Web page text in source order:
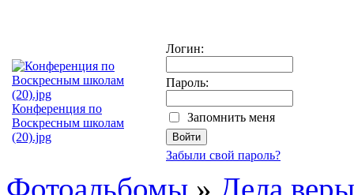
Конференция по
Воскресным школам
(20).jpg
Логин:
Пароль:
Запомнить меня
Забыли свой пароль?